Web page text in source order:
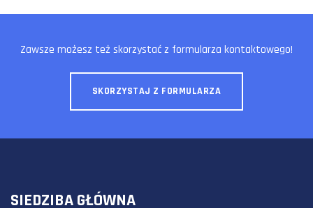
Zawsze możesz też skorzystać z formularza kontaktowego!
SKORZYSTAJ Z FORMULARZA
SIEDZIBA GŁÓWNA